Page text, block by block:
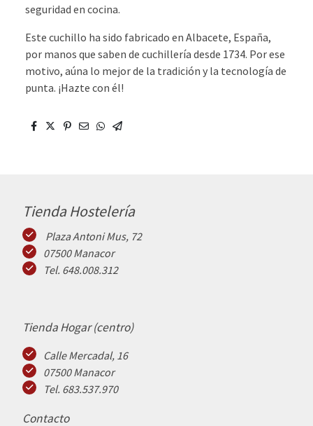
seguridad en cocina.
Este cuchillo ha sido fabricado en Albacete, España,
por manos que saben de cuchillería desde 1734. Por ese
motivo, aúna lo mejor de la tradición y la tecnología de
punta. ¡Hazte con él!
Tienda Hostelería
Plaza Antoni Mus, 72
07500 Manacor
Tel. 648.008.312
Tienda Hogar (centro)
Calle Mercadal, 16
07500 Manacor
Tel. 683.537.970
Contacto